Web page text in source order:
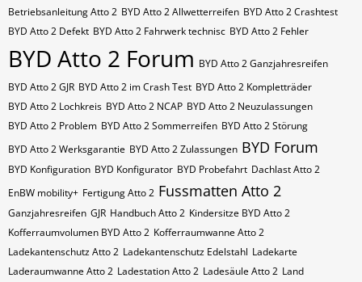
Betriebsanleitung Atto 2 BYD Atto 2 Allwetterreifen BYD Atto 2 Crashtest
BYD Atto 2 Defekt BYD Atto 2 Fahrwerk technisc BYD Atto 2 Fehler
BYD Atto 2 Forum BYD Atto 2 Ganzjahresreifen
BYD Atto 2 GJR BYD Atto 2 im Crash Test BYD Atto 2 Kompletträder
BYD Atto 2 Lochkreis BYD Atto 2 NCAP BYD Atto 2 Neuzulassungen
BYD Atto 2 Problem BYD Atto 2 Sommerreifen BYD Atto 2 Störung
BYD Atto 2 Werksgarantie BYD Atto 2 Zulassungen BYD Forum
BYD Konfiguration BYD Konfigurator BYD Probefahrt Dachlast Atto 2
EnBW mobility+ Fertigung Atto 2 Fussmatten Atto 2
Ganzjahresreifen GJR Handbuch Atto 2 Kindersitze BYD Atto 2
Kofferraumvolumen BYD Atto 2 Kofferraumwanne Atto 2
Ladekantenschutz Atto 2 Ladekantenschutz Edelstahl Ladekarte
Laderaumwanne Atto 2 Ladestation Atto 2 Ladesäule Atto 2 Land